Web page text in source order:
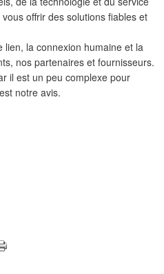
offrir des solutions fiables et
lien, la connexion humaine et la
nos partenaires et fournisseurs.
il est un peu complexe pour
notre avis.